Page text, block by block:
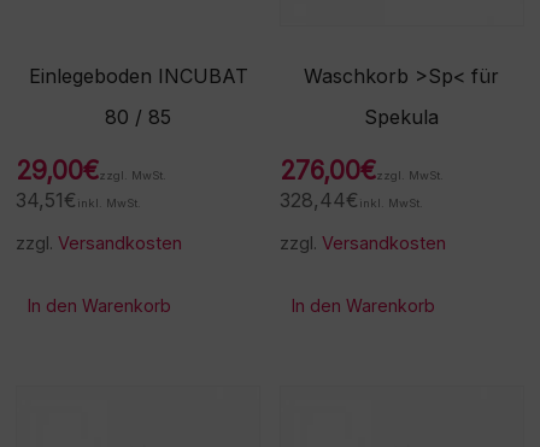
Einlegeboden INCUBAT
80 / 85
29,00€zzgl. MwSt.
34,51€ inkl. MwSt.
zzgl.Versandkosten
In den Warenkorb
Waschkorb >Sp< für
Spekula
276,00€zzgl. MwSt.
328,44€ inkl. MwSt.
zzgl.Versandkosten
In den Warenkorb